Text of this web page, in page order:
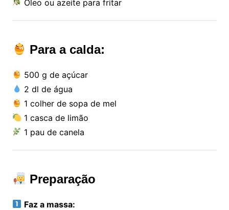
Óleo ou azeite para fritar
Para a calda:
500 g de açúcar
2 dl de água
1 colher de sopa de mel
1 casca de limão
1 pau de canela
Preparação
Faz a massa: